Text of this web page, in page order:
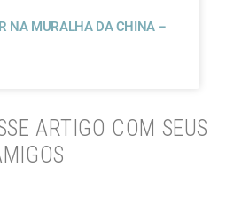
NA MURALHA DA CHINA –
ARTIGO COM SEUS